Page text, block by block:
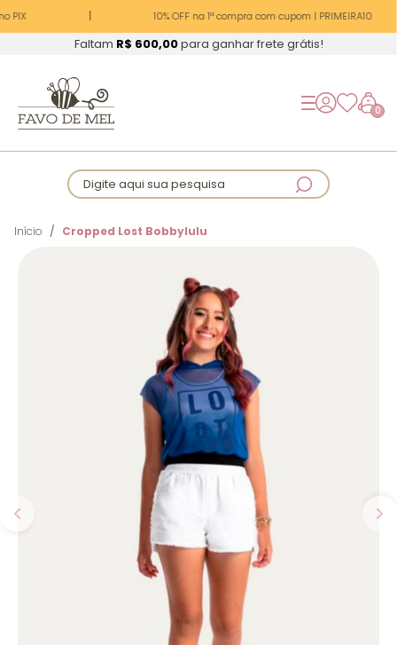
PIX 10% OFF na 1ª compra com cupom | PRIMEIRA10
Faltam R$ 600,00para ganhar frete grátis!
0
Digite aqui sua pesquisa
Início Cropped Lost Bobbylulu